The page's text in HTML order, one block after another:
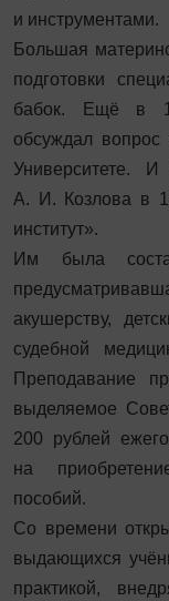
и инструментами.
Большая
подготовки
бабок. Ещё в
обсуждал
Университете.
А. И. Козлова в
институт».
Им была
акушерству,
судебной
Преподавание
выделяемое
200 рублей
на
пособий.
Со времени
выдающихся
практикой,